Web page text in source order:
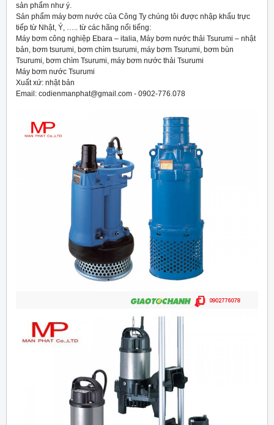
sản phẩm như ý.
Sản phẩm máy bơm nước của Công Ty chúng tôi được nhập khẩu trực
tiếp từ Nhật, Ý, ….. từ các hãng nổi tiếng:
Máy bơm công nghiệp Ebara – italia, Máy bơm nước thải Tsurumi – nhật
bản, bơm tsurumi, bơm chìm tsurumi, máy bơm Tsurumi, bơm bùn
Tsurumi, bơm chìm Tsurumi, máy bơm nước thải Tsurumi
Máy bơm nước Tsurumi
Xuất xứ: nhật bản
Email: codienmanphat@gmail.com - 0902-776.078